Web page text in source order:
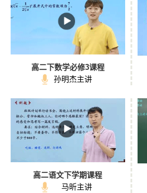
高二下数学必修3课程
孙明杰主讲
高二语文下学期课程
马昕主讲